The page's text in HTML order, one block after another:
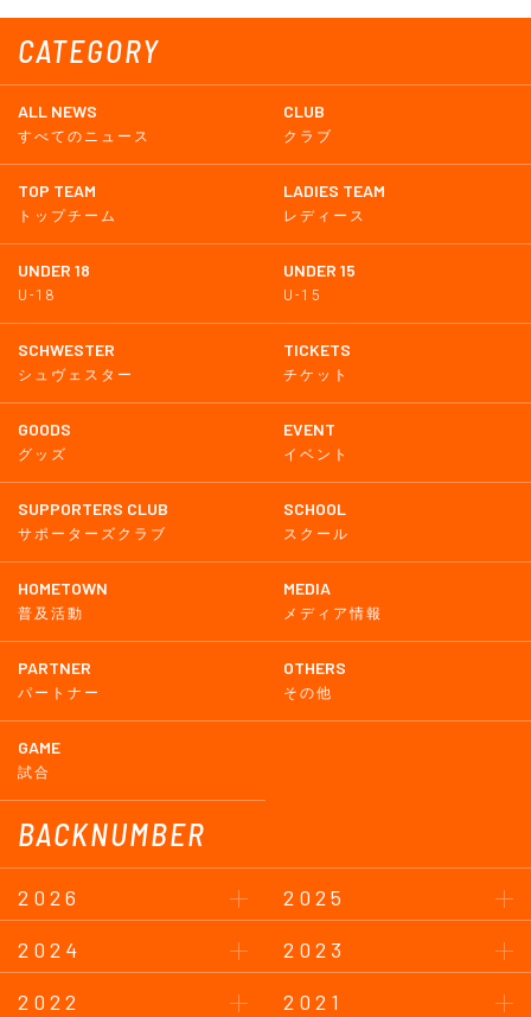
CATEGORY
ALL NEWS
すべてのニュース
CLUB
クラブ
TOP TEAM
トップチーム
LADIES TEAM
レディース
UNDER 18
U-18
UNDER 15
U-15
SCHWESTER
シュヴェスター
TICKETS
チケット
GOODS
グッズ
EVENT
イベント
SUPPORTERS CLUB
サポーターズクラブ
SCHOOL
スクール
HOMETOWN
普及活動
MEDIA
メディア情報
PARTNER
パートナー
OTHERS
その他
GAME
試合
BACKNUMBER
2026
2025
2024
2023
2022
2021